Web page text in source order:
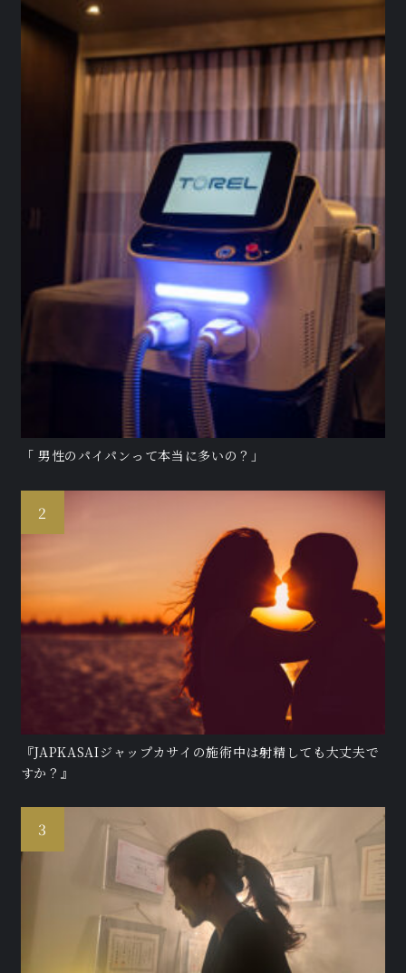
「 男性のパイパンって本当に多いの？」
『JAPKASAIジャップカサイの施術中は射精しても大丈夫で
すか？』